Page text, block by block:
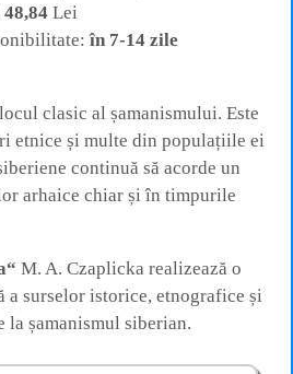
48,84 Lei
în 7-14 zile
clasic al șamanismului. Este
etnice și multe din populațiile ei
continuă să acorde un
arhaice chiar și în timpurile
M. A. Czaplicka realizează o
a surselor istorice, etnografice și
șamanismul siberian.